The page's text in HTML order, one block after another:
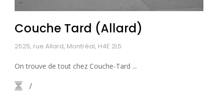
Couche Tard (Allard)
2525, rue Allard, Montréal, H4E 2L5
On trouve de tout chez Couche-Tard ...